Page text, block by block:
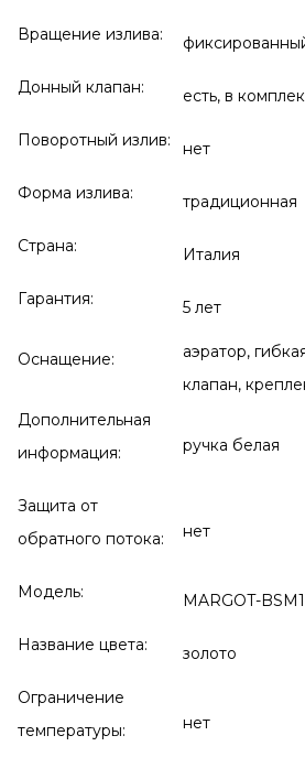
Вращение излива:
Донный клапан: есть, в
Поворотный излив: нет
Форма излива: традиционная
Страна: Италия
Гарантия: 5 лет
Оснащение:
аэратор,
клапан,
Дополнительная
информация:
ручка белая
Защита от
обратного потока:
нет
Модель: MARGOT-
Название цвета: золото
Ограничение
температуры:
нет